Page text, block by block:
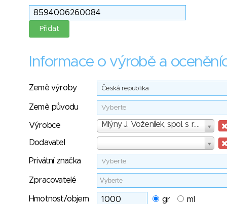
Informace o výrobě a
Země výroby Česká republika
Země původu Vyberte
Výrobce Mlýny J. Voženílek, spol. s r.o.
Výrobce
Dodavatel
Privátní značka Vyberte
Zpracovatelé
Hmotnost/objem gr
ml